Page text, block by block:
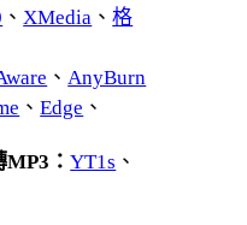
、 XMedia 、格
、 AnyBurn
、Edge 、
MP3：YT1s 、